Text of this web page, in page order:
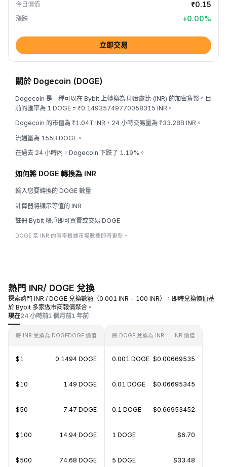
今日價值 ₹0.15
漲跌 +0.00%
立即交易
關於 Dogecoin (DOGE)
Dogecoin 是一種可以在 Bybit 上轉換為 印度盧比 (INR) 的加密貨幣。目
前的匯率為 1 DOGE = ₹0.14935749770058315 INR。
Dogecoin 的市值為 ₹1.04T INR，24 小時交易量為 ₹33.28B INR。
流通量為 155B DOGE。
在過去 24 小時內，Dogecoin 下跌了 1.19%。
如何將 DOGE 轉換為 INR
輸入您要轉換的 DOGE 數量
計算器將顯示等值的 INR
註冊 Bybit 帳戶即可買賣或交易 DOGE
DOGE 至 INR 的匯率根據市場數據即時更新。
熱門 INR/ DOGE 兌換
探索熱門 INR / DOGE 兌換數額（0.001 INR - 100 INR），即時兌換價值基
於 Bybit 多家做市商報價聚合。
現在24 小時前1 個月前1 年前
將 INR 兌換為 DOGEDOGE 價值
$1 0.1494 DOGE
$10 1.49 DOGE
$50 7.47 DOGE
$100 14.94 DOGE
$500 74.68 DOGE
將 DOGE 兌換為 INR INR 價值
0.001 DOGE $0.00669535
0.01 DOGE $0.06695345
0.1 DOGE $0.66953452
1 DOGE $6.70
5 DOGE $33.48